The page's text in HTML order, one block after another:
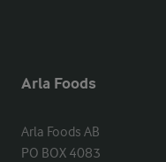
Arla Foods
Arla Foods AB
PO BOX 4083